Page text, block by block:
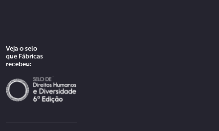
Veja o selo
que Fábricas
recebeu: